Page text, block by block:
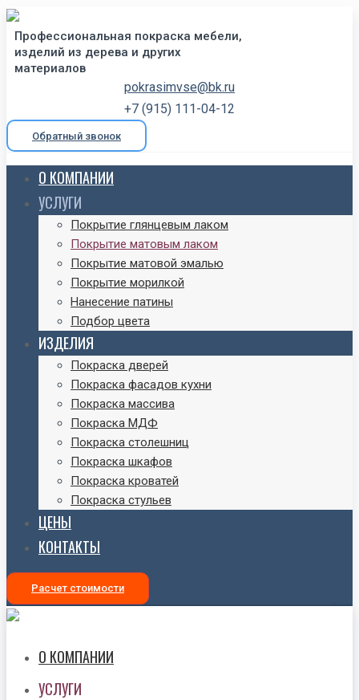
Профессиональная покраска мебели,
изделий из дерева и других
материалов
pokrasimvse@bk.ru
+7 (915) 111-04-12
Обратный звонок
О КОМПАНИИ
УСЛУГИ
Покрытие глянцевым лаком
Покрытие матовым лаком
Покрытие матовой эмалью
Покрытие морилкой
Нанесение патины
Подбор цвета
ИЗДЕЛИЯ
Покраска дверей
Покраска фасадов кухни
Покраска массива
Покраска МДФ
Покраска столешниц
Покраска шкафов
Покраска кроватей
Покраска стульев
ЦЕНЫ
КОНТАКТЫ
Расчет стоимости
О КОМПАНИИ
УСЛУГИ